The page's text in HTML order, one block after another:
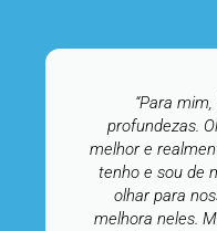
“Para
profundezas.
melhor e
tenho e sou de
olhar para
melhora neles.